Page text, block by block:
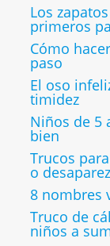
Los
primeros
Cómo
paso
El oso
timidez
Niños de 5
bien
Trucos
o
8 nombres
Truco de
niños a